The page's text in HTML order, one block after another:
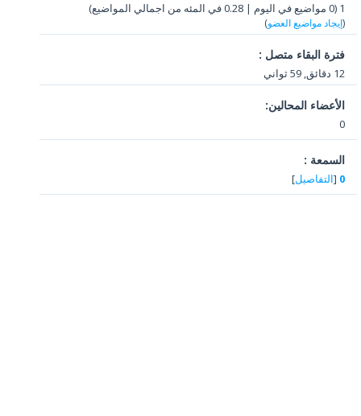
إيجاد مواضيع العضو)
فترة البقاء متصل :
12 دقائق, 59 ثواني
الأعضاء المحالين:
0
السمعة :
0
[ التفاصيل]